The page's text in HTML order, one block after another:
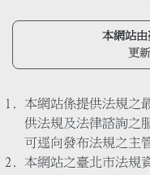
本網站
更
本網站係提供法規之
供法規及法律諮詢之
可逕向發布法規之主
本網站之臺北市法規